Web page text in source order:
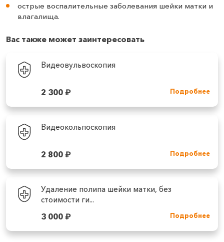
острые воспалительные заболевания шейки матки и
влагалища.
Вас также может заинтересовать
Видеовульвоскопия
2 300₽ Подробнее
Видеокольпоскопия
2 800₽ Подробнее
Удаление полипа шейки матки, без
стоимости ги...
3 000₽ Подробнее